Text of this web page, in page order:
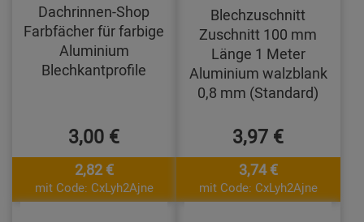
Dachrinnen-Shop
Farbfächer für farbige
Aluminium
Blechkantprofile
3,00 €
2,82 €
mit Code: CxLyh2Ajne
Blechzuschnitt
Zuschnitt 100 mm
Länge 1 Meter
Aluminium walzblank
0,8 mm (Standard)
3,97 €
3,74 €
mit Code: CxLyh2Ajne